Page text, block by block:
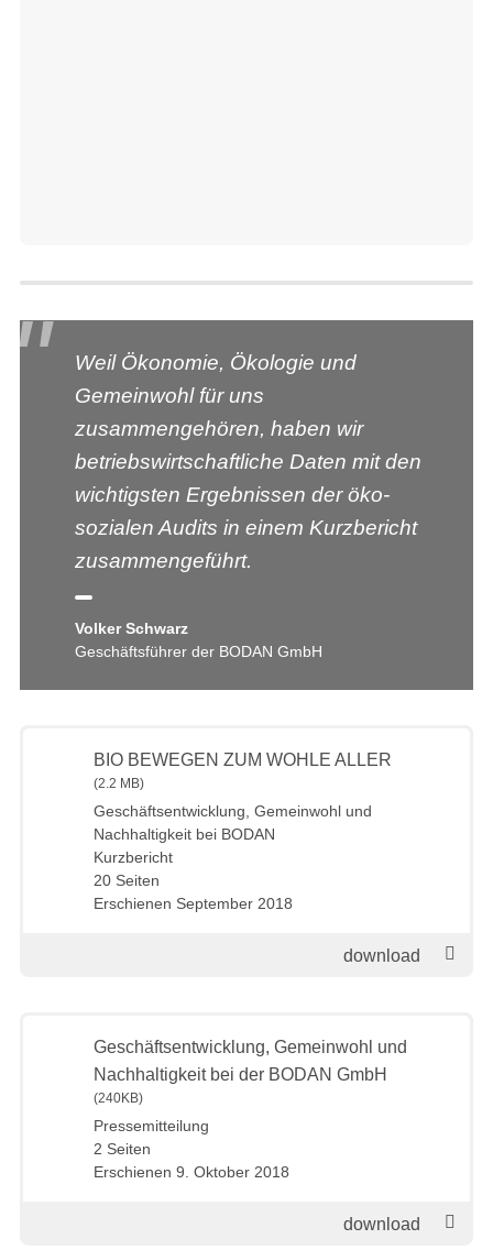
Weil Ökonomie, Ökologie und
Gemeinwohl für uns
zusammengehören, haben wir
betriebswirtschaftliche Daten mit den
wichtigsten Ergebnissen der öko-
sozialen Audits in einem Kurzbericht
zusammengeführt.
Volker Schwarz
Geschäftsführer der BODAN GmbH
BIO BEWEGEN ZUM WOHLE ALLER
(2.2 MB)
Geschäftsentwicklung, Gemeinwohl und
Nachhaltigkeit bei BODAN
Kurzbericht
20 Seiten
Erschienen September 2018
Geschäftsentwicklung, Gemeinwohl und
Nachhaltigkeit bei der BODAN GmbH
(240KB)
Pressemitteilung
2 Seiten
Erschienen 9. Oktober 2018